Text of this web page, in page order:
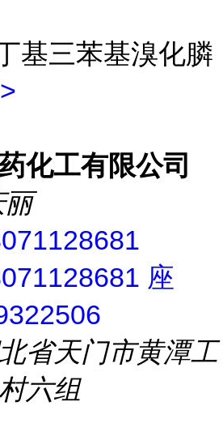
基三苯基溴化膦
化工有限公司
丽
座
省天门市黄潭工
六组